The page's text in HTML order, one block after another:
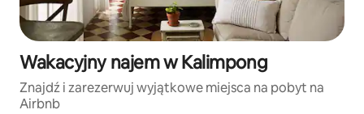
Wakacyjny najem w Kalimpong
Znajdź i zarezerwuj wyjątkowe miejsca na pobyt na
Airbnb